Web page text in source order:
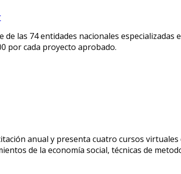
de las 74 entidades nacionales
por cada proyecto aprobado.
anual y presenta cuatro cursos
de la economía social, técnicas de